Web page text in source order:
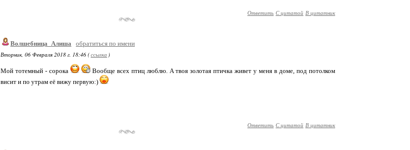
Ответить С цитатой В цитатник
Волшебница_Алиша
обратиться по имени
Вторник, 06 Февраля 2018 г. 18:46 (ссылка )
Мой тотемный - сорока
Вообще всех птиц люблю. А твоя золотая птичка живет у меня в доме, под потолком
висит и по утрам её вижу первую:)
Ответить С цитатой В цитатник